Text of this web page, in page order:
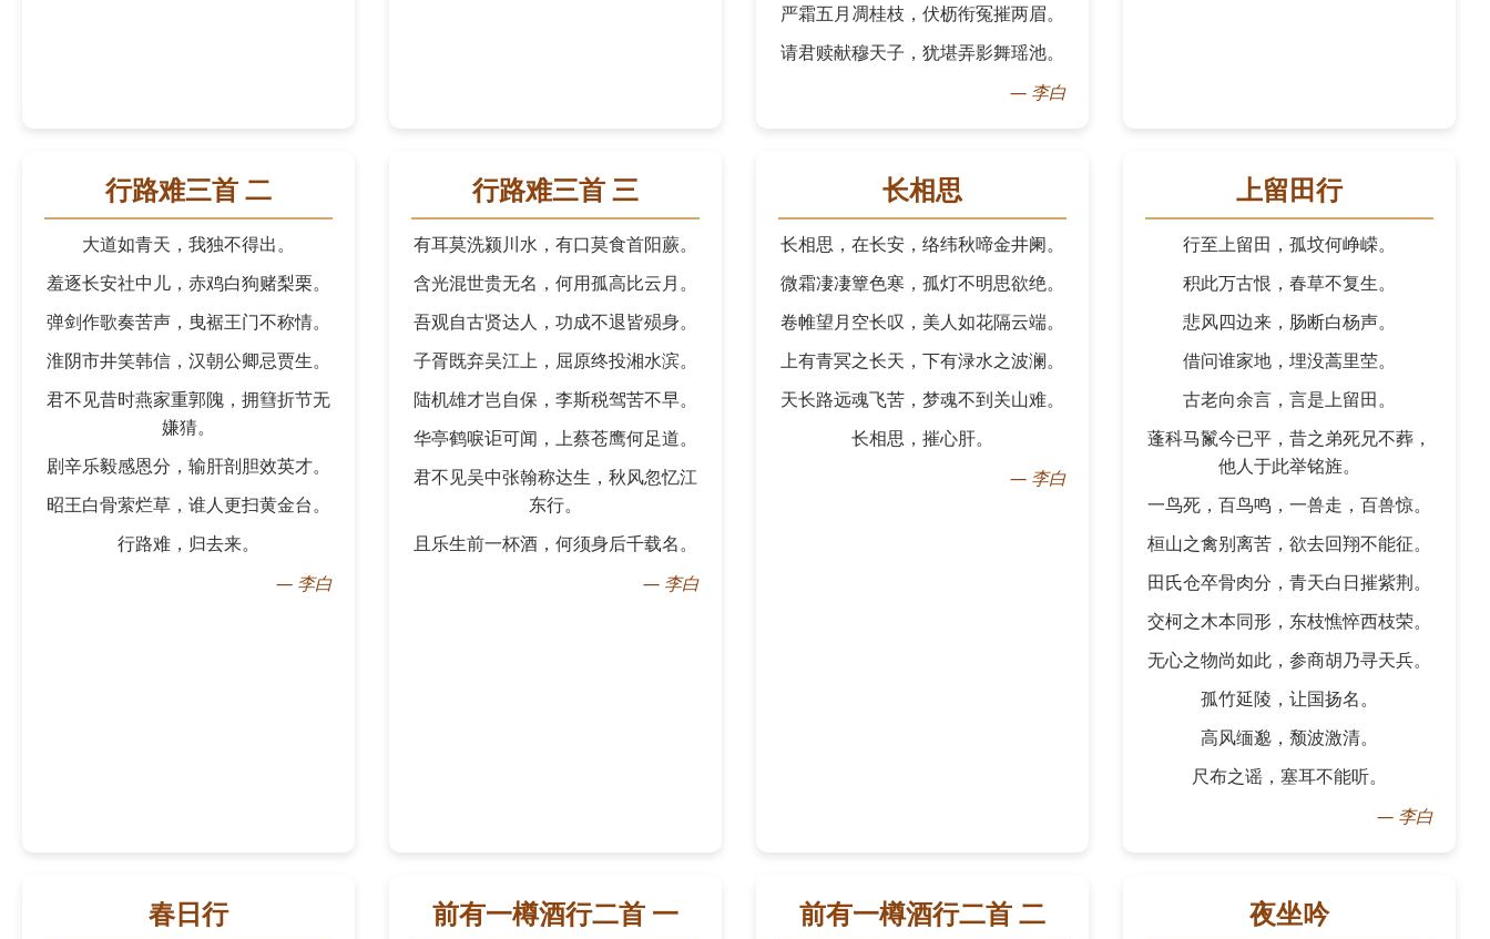
严霜五月凋桂枝，伏枥衔冤摧两眉。
请君赎献穆天子，犹堪弄影舞瑶池。
— 李白
行路难三首 二
大道如青天，我独不得出。
羞逐长安社中儿，赤鸡白狗赌梨栗。
弹剑作歌奏苦声，曳裾王门不称情。
淮阴市井笑韩信，汉朝公卿忌贾生。
君不见昔时燕家重郭隗，拥篲折节无
嫌猜。
剧辛乐毅感恩分，输肝剖胆效英才。
昭王白骨萦烂草，谁人更扫黄金台。
行路难，归去来。
— 李白
行路难三首 三
有耳莫洗颍川水，有口莫食首阳蕨。
含光混世贵无名，何用孤高比云月。
吾观自古贤达人，功成不退皆殒身。
子胥既弃吴江上，屈原终投湘水滨。
陆机雄才岂自保，李斯税驾苦不早。
华亭鹤唳讵可闻，上蔡苍鹰何足道。
君不见吴中张翰称达生，秋风忽忆江
东行。
且乐生前一杯酒，何须身后千载名。
— 李白
长相思
长相思，在长安，络纬秋啼金井阑。
微霜凄凄簟色寒，孤灯不明思欲绝。
卷帷望月空长叹，美人如花隔云端。
上有青冥之长天，下有渌水之波澜。
天长路远魂飞苦，梦魂不到关山难。
长相思，摧心肝。
— 李白
上留田行
行至上留田，孤坟何峥嵘。
积此万古恨，春草不复生。
悲风四边来，肠断白杨声。
借问谁家地，埋没蒿里茔。
古老向余言，言是上留田。
蓬科马鬣今已平，昔之弟死兄不葬，
他人于此举铭旌。
一鸟死，百鸟鸣，一兽走，百兽惊。
桓山之禽别离苦，欲去回翔不能征。
田氏仓卒骨肉分，青天白日摧紫荆。
交柯之木本同形，东枝憔悴西枝荣。
无心之物尚如此，参商胡乃寻天兵。
孤竹延陵，让国扬名。
高风缅邈，颓波激清。
尺布之谣，塞耳不能听。
— 李白
春日行 前有一樽酒行二首 一 前有一樽酒行二首 二 夜坐吟